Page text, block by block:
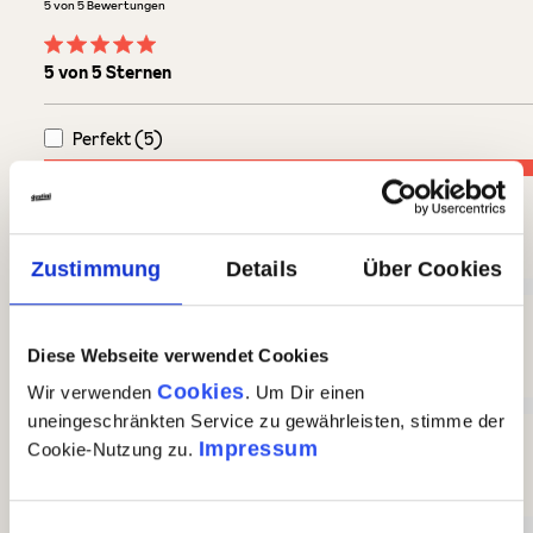
Zustimmung Details Über Cookies
Diese Webseite verwendet Cookies
Wir verwenden Cookies. Um Dir einen
uneingeschränkten Service zu gewährleisten, stimme der
Cookie-Nutzung zu. Impressum
5 von 5 Bewertungen
Durchschnittliche Bewertung von 5 von 5 Sternen
5 von 5 Sternen
Perfekt (5)
100%
Sehr gut (0)
0%
0%
Akzeptierbar (0)